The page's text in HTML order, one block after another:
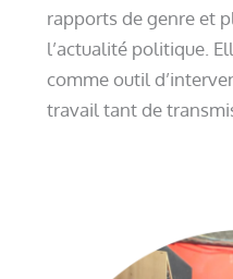
rapports de genre et
l’actualité politique.
comme outil
travail tant de